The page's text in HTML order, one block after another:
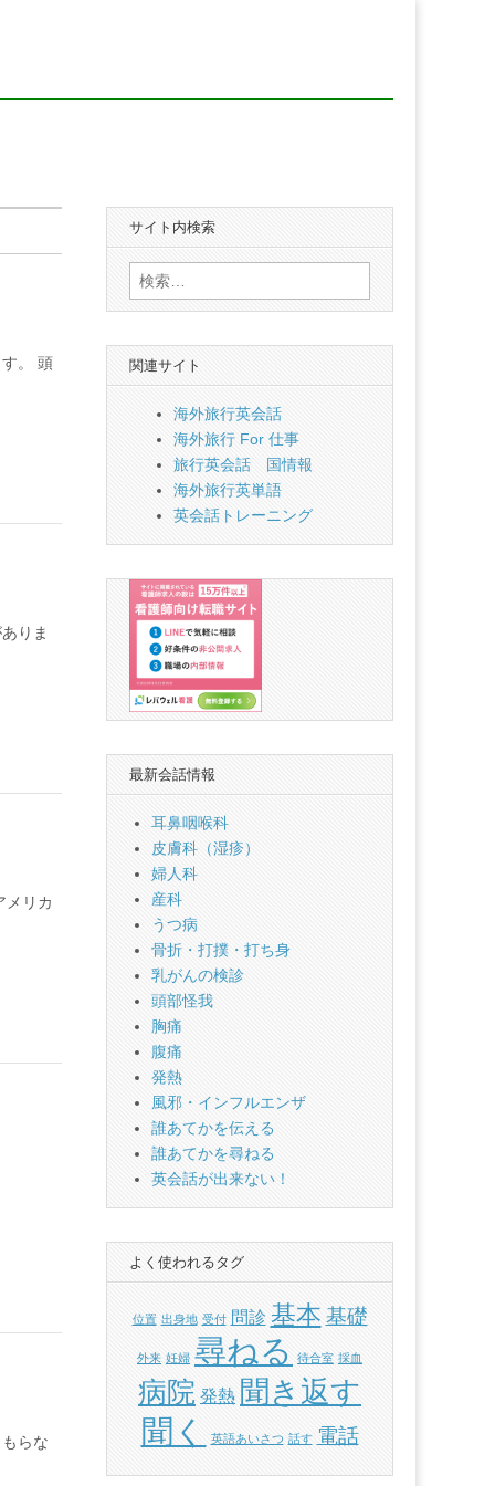
。 頭
りま
メリカ
らな
サイト内検索
検
索:
関連サイト
海外旅行英会話
海外旅行 For 仕事
旅行英会話 国情報
海外旅行英単語
英会話トレーニング
最新会話情報
耳鼻咽喉科
皮膚科（湿疹）
婦人科
産科
うつ病
骨折・打撲・打ち身
乳がんの検診
頭部怪我
胸痛
腹痛
発熱
風邪・インフルエンザ
誰あてかを伝える
誰あてかを尋ねる
英会話が出来ない！
よく使われるタグ
位置 出身地 受付 問診 基本 基礎
外来 妊婦 尋ねる 待合室 採血
病院 発熱 聞き返す
聞く 英語あいさつ 話す 電話